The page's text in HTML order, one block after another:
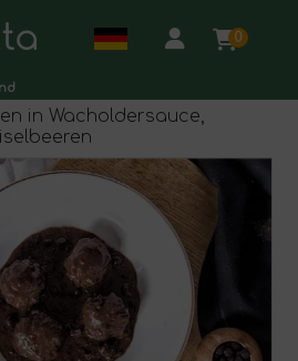
0
in Wacholdersauce,